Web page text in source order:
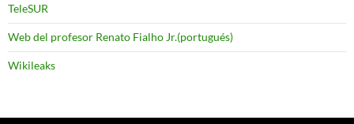
TeleSUR
Web del profesor Renato Fialho Jr.(portugués)
Wikileaks